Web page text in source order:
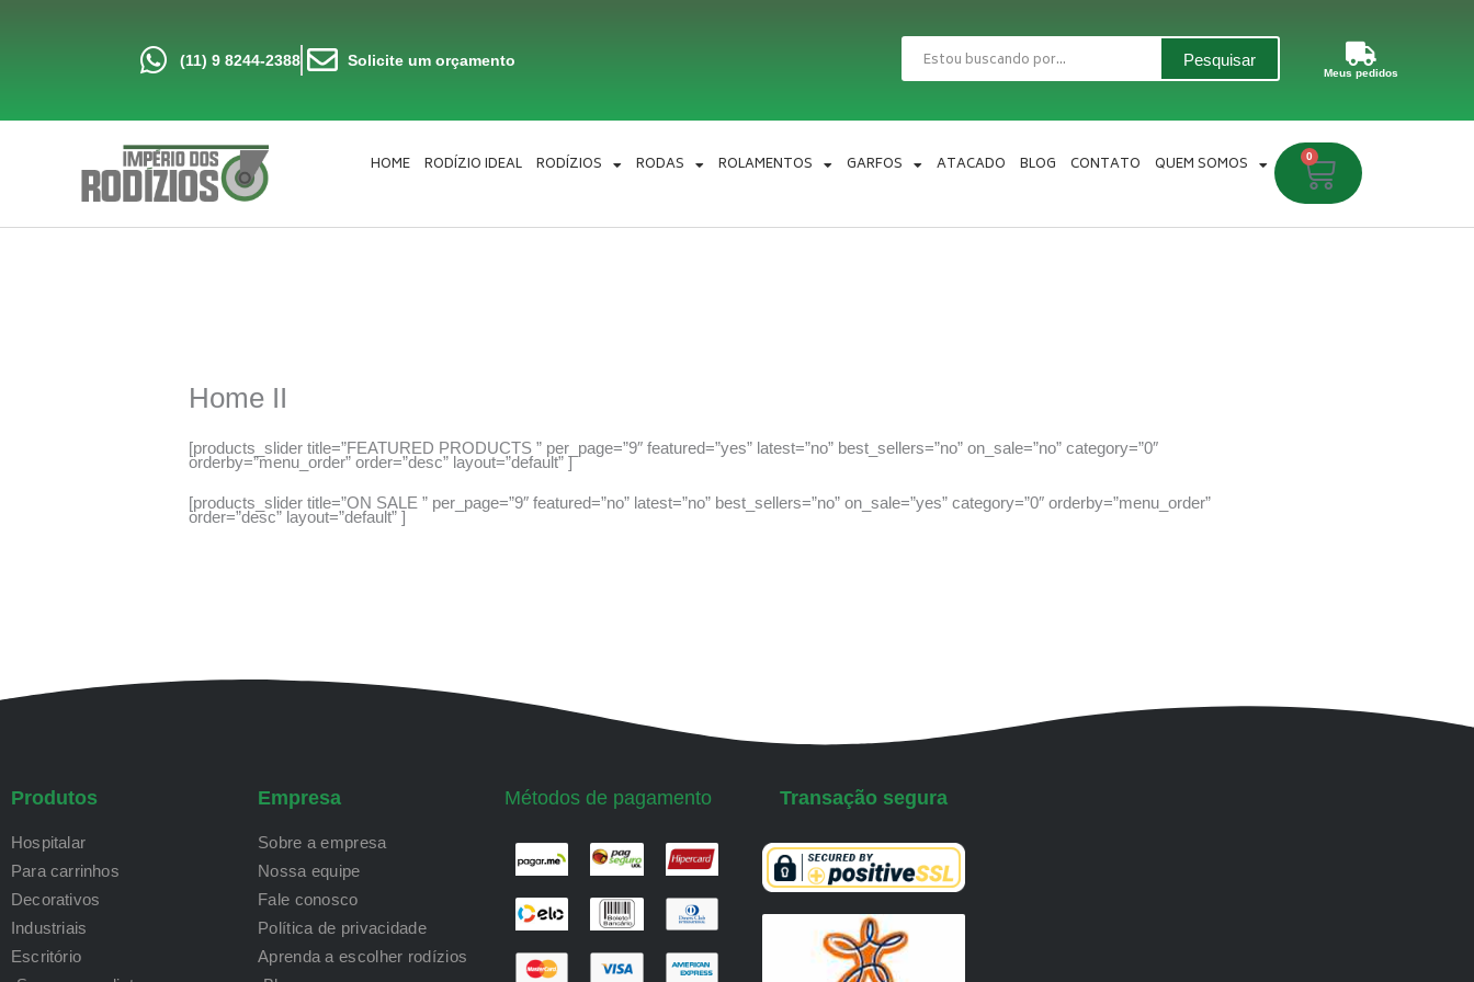
(11) 9 8244-2388 Solicite um orçamento
Pesquisar
Pesquisar
Meus pedidos
HOME RODÍZIO IDEAL RODÍZIOS RODAS ROLAMENTOS GARFOS ATACADO BLOG CONTATO QUEM SOMOS 0
Carrinho
Home II
[products_slider title=”FEATURED PRODUCTS ” per_page=”9″ featured=”yes” latest=”no” best_sellers=”no” on_sale=”no” category=”0″
orderby=”menu_order” order=”desc” layout=”default” ]
[products_slider title=”ON SALE ” per_page=”9″ featured=”no” latest=”no” best_sellers=”no” on_sale=”yes” category=”0″ orderby=”menu_order”
order=”desc” layout=”default” ]
Produtos
Hospitalar
Para carrinhos
Decorativos
Industriais
Escritório
Empresa
Sobre a empresa
Nossa equipe
Fale conosco
Política de privacidade
Aprenda a escolher rodízios
Métodos de pagamento Transação segura